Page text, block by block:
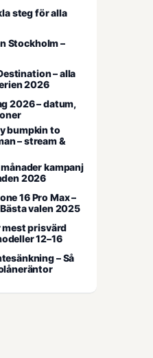
steg för alla
Stockholm –
– alla
2026
2026 – datum,
bumpkin to
– stream &
kampanj
2026
16 Pro Max –
valen 2025
mest prisvärd
12–16
– Så